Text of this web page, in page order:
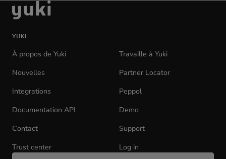
aller
à
page
d'accueil
YUKI
À propos de Yuki Travaille à Yuki
new
Nouvelles
Partner Locator
Integrations
Peppol
Documentation API
Demo
Contact
Support
Trust center
Log in